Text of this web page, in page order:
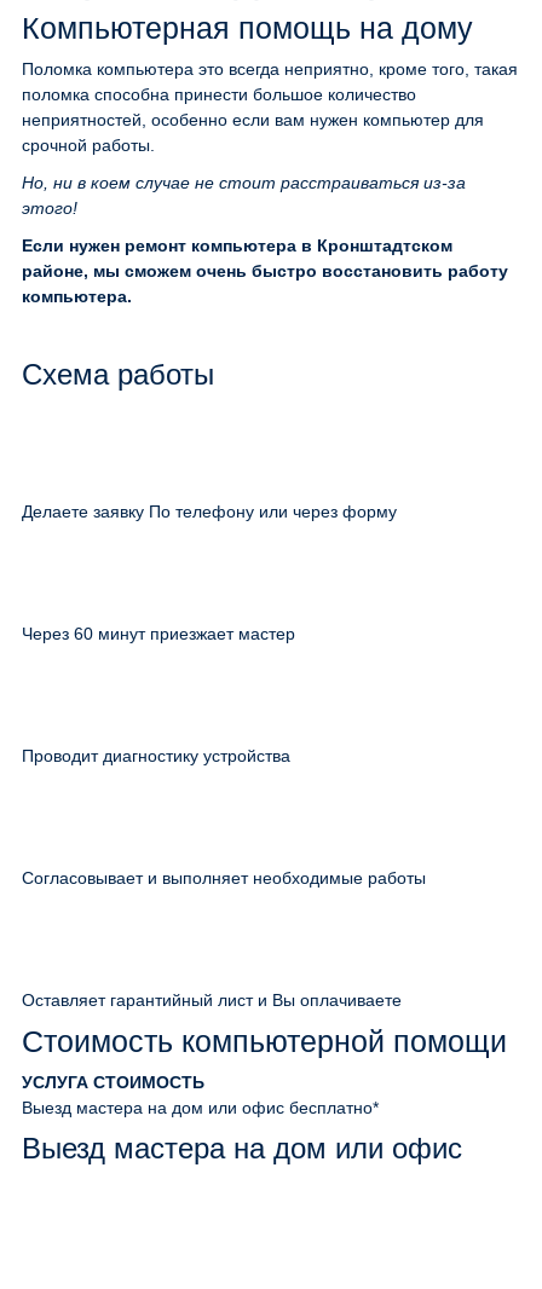
Компьютерная помощь на дому
Поломка компьютера это всегда неприятно, кроме того, такая
поломка способна принести большое количество
неприятностей, особенно если вам нужен компьютер для
срочной работы.
Но, ни в коем случае не стоит расстраиваться из-за
этого!
Если нужен ремонт компьютера в Кронштадтском
районе, мы сможем очень быстро восстановить работу
компьютера.
Схема работы
Делаете заявку По телефону или через форму
Через 60 минут приезжает мастер
Проводит диагностику устройства
Согласовывает и выполняет необходимые работы
Оставляет гарантийный лист и Вы оплачиваете
Стоимость компьютерной помощи
УСЛУГА СТОИМОСТЬ
Выезд мастера на дом или офис бесплатно*
Выезд мастера на дом или офис